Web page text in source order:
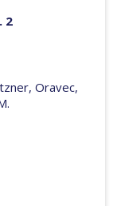
2
Oravec,